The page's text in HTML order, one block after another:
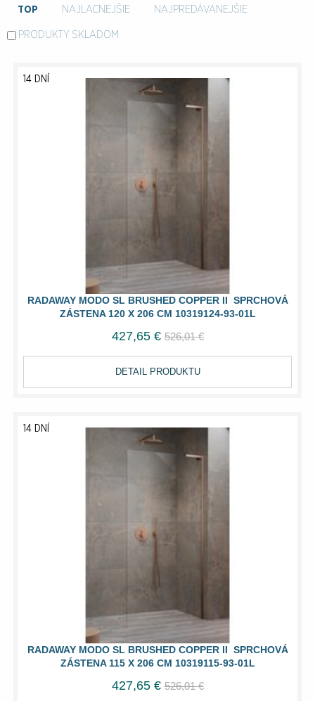
TOP NAJLACNEJŠIE NAJPREDÁVANEJŠIE
PRODUKTY SKLADOM
RADAWAY MODO SL BRUSHED COPPER II SPRCHOVÁ
ZÁSTENA 120 X 206 CM 10319124-93-01L
14 DNÍ
427,65 € 526,01 €
DETAIL PRODUKTU
RADAWAY MODO SL BRUSHED COPPER II SPRCHOVÁ
ZÁSTENA 115 X 206 CM 10319115-93-01L
14 DNÍ
427,65 € 526,01 €